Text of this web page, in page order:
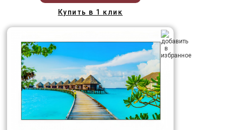
Купить в 1 клик